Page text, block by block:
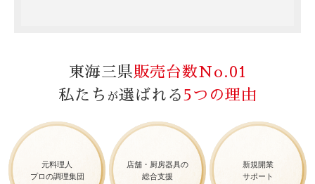
東海三県販売台数No.01
私たち が選ばれる5つの理由
元料理人
プロの調理集団
店舗・厨房器具の
総合支援
新規開業
サポート